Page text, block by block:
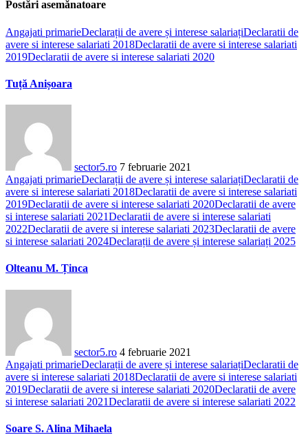
Postări asemănatoare
Angajati primarieDeclarații de avere și interese salariațiDeclaratii de
avere si interese salariati 2018Declaratii de avere si interese salariati
2019Declaratii de avere si interese salariati 2020
Tuță Anișoara
sector5.ro 7 februarie 2021
Angajati primarieDeclarații de avere și interese salariațiDeclaratii de
avere si interese salariati 2018Declaratii de avere si interese salariati
2019Declaratii de avere si interese salariati 2020Declaratii de avere
si interese salariati 2021Declaratii de avere si interese salariati
2022Declaratii de avere si interese salariati 2023Declaratii de avere
si interese salariati 2024Declarații de avere și interese salariați 2025
Olteanu M. Ținca
sector5.ro 4 februarie 2021
Angajati primarieDeclarații de avere și interese salariațiDeclaratii de
avere si interese salariati 2018Declaratii de avere si interese salariati
2019Declaratii de avere si interese salariati 2020Declaratii de avere
si interese salariati 2021Declaratii de avere si interese salariati 2022
Soare S. Alina Mihaela